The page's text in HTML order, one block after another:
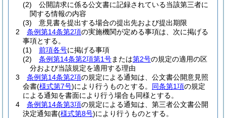
(2)
公開請求に係る公文書に記録されている当該第三者に
関する情報の内容
(3)
意見書を提出する場合の提出先および提出期限
2
条例第14条第2項の実施機関が定める事項は、次に掲げる
事項とする。
(1)
前項各号に掲げる事項
(2)
条例第14条第2項第1号または第2号の規定の適用の区
分および当該規定を適用する理由
3
条例第14条第2項の規定による通知は、公文書公開意見照
会書(様式第7号)により行うものとする。 同条第1項の規定
による通知を書面により行う場合も同様とする。
4
条例第14条第3項の規定による通知は、第三者公文書公開
決定通知書(様式第8号)により行うものとする。